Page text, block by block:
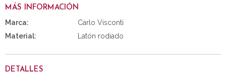
MÁS INFORMACIÓN
Marca:
Carlo Visconti
Material:
Latón rodiado
DETALLES